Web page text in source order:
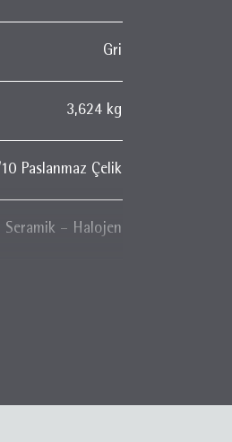
Gri
3,624 kg
Paslanmaz Çelik
Seramik – Halojen